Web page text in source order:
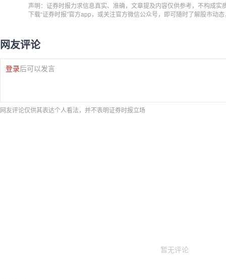
声明：证券时报力求信息真实、准确，文章提及内容仅供参考，不构成实
下载“证券时报”官方app，或关注官方微信公众号，即可随时了解股市动
网友评论
登录后可以发言
网友评论仅供其表达个人看法，并不表明证券时报立场
暂无评论